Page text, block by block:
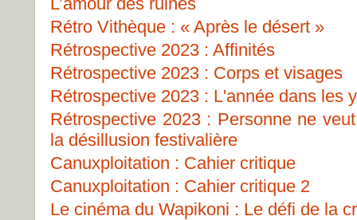
Rétro Vithèque : « Après le désert »
Rétrospective 2023 : Affinités
Rétrospective 2023 : Corps et visages
Rétrospective 2023 : L'année dans les
Rétrospective 2023 : Personne ne
la désillusion festivalière
Canuxploitation : Cahier critique
Canuxploitation : Cahier critique 2
Le cinéma du Wapikoni : Le défi de la